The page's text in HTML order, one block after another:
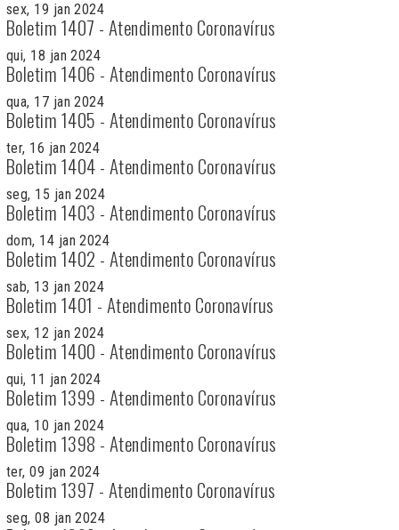
sex, 19 jan 2024
Boletim 1407 - Atendimento Coronavírus
qui, 18 jan 2024
Boletim 1406 - Atendimento Coronavírus
qua, 17 jan 2024
Boletim 1405 - Atendimento Coronavírus
ter, 16 jan 2024
Boletim 1404 - Atendimento Coronavírus
seg, 15 jan 2024
Boletim 1403 - Atendimento Coronavírus
dom, 14 jan 2024
Boletim 1402 - Atendimento Coronavírus
sab, 13 jan 2024
Boletim 1401 - Atendimento Coronavírus
sex, 12 jan 2024
Boletim 1400 - Atendimento Coronavírus
qui, 11 jan 2024
Boletim 1399 - Atendimento Coronavírus
qua, 10 jan 2024
Boletim 1398 - Atendimento Coronavírus
ter, 09 jan 2024
Boletim 1397 - Atendimento Coronavírus
seg, 08 jan 2024